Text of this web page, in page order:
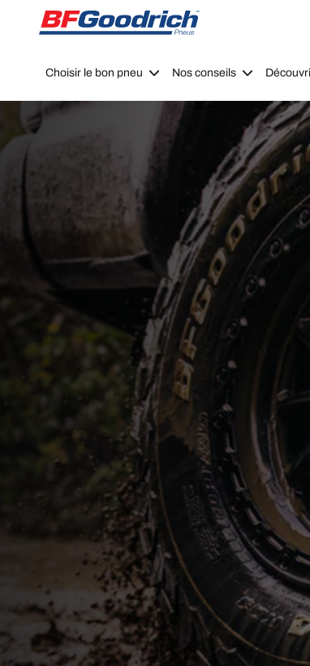
Go to page content
Go to page navigation
Choisir le bon pneu Nos conseils